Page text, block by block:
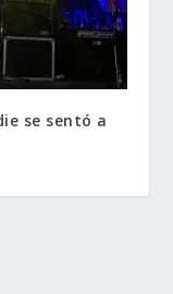
se sentó a